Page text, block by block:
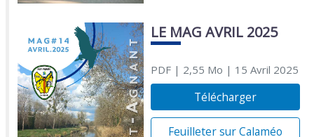
LE MAG AVRIL 2025
PDF| 2,55 Mo | 15 Avril 2025
Télécharger
Feuilleter sur Calaméo